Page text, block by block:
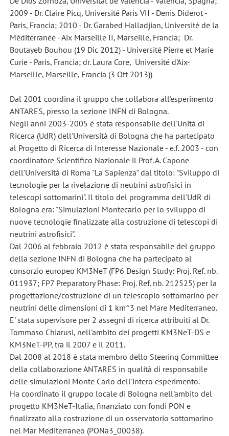
2009 - Dr. Claire Picq, Université Paris VII - Denis Diderot -
Paris, Francia; 2010 - Dr. Garabed Halladjian, Université de la
Méditérranée - Aix Marseille II, Marseille, Francia; Dr.
Boutayeb Bouhou (19 Dic 2012) - Université Pierre et Marie
Curie - Paris, Francia; dr. Laura Core, Université d'Aix-
Marseille, Marseille, Francia (3 Ott 2013))
Dal 2001 coordina il gruppo che collabora all'esperimento
ANTARES, presso la sezione INFN di Bologna.
Negli anni 2003-2005 è stata responsabile dell'Unità di
Ricerca (UdR) dell'Università di Bologna che ha partecipato
al Progetto di Ricerca di Interesse Nazionale - e.f. 2003 - con
coordinatore Scientifico Nazionale il Prof. A. Capone
dell'Università di Roma "La Sapienza" dal titolo: "Sviluppo di
tecnologie per la rivelazione di neutrini astrofisici in
telescopi sottomarini". Il titolo del programma dell'UdR di
Bologna era: "Simulazioni Montecarlo per lo sviluppo di
nuove tecnologie finalizzate alla costruzione di telescopi di
neutrini astrofisici".
Dal 2006 al febbraio 2012 è stata responsabile del gruppo
della sezione INFN di Bologna che ha partecipato al
consorzio europeo KM3NeT (FP6 Design Study: Proj. Ref. nb.
011937; FP7 Preparatory Phase: Proj. Ref. nb. 212525) per la
progettazione/costruzione di un telescopio sottomarino per
neutrini delle dimensioni di 1 km^3 nel Mare Mediterraneo.
E' stata supervisore per 2 assegni di ricerca attribuiti al Dr.
Tommaso Chiarusi, nell'ambito dei progetti KM3NeT-DS e
KM3NeT-PP, tra il 2007 e il 2011.
Dal 2008 al 2018 è stata membro dello Steering Committee
della collaborazione ANTARES in qualità di responsabile
delle simulazioni Monte Carlo dell'intero esperimento.
Ha coordinato il gruppo locale di Bologna nell'ambito del
progetto KM3NeT-Italia, finanziato con fondi PON e
finalizzato alla costruzione di un osservatorio sottomarino
nel Mar Mediterraneo (PONa3_00038).